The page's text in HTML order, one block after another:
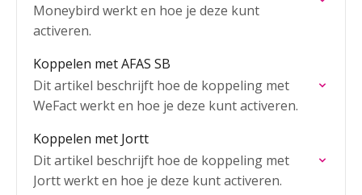
Moneybird werkt en hoe je deze kunt
activeren.
Koppelen met AFAS SB
Dit artikel beschrijft hoe de koppeling met
WeFact werkt en hoe je deze kunt activeren.
Koppelen met Jortt
Dit artikel beschrijft hoe de koppeling met
Jortt werkt en hoe je deze kunt activeren.